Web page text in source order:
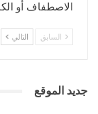
الاصطفاف أو
السابق التالي
جديد الموقع